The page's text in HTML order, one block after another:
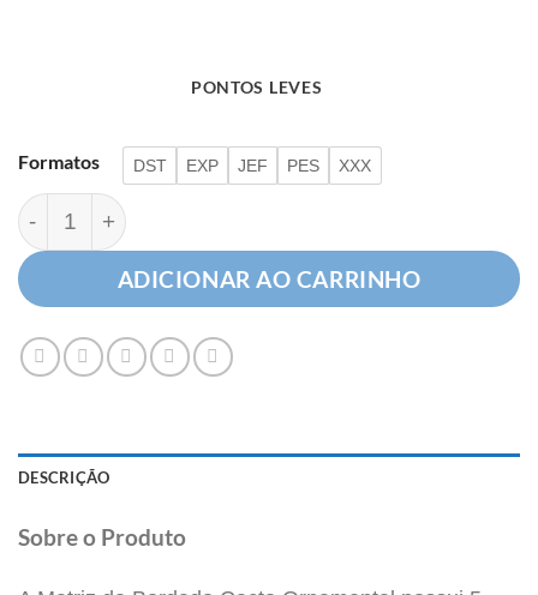
Formatos DST EXP JEF PES XXX
Cacto Ornamental quantidade
ADICIONAR AO CARRINHO
DESCRIÇÃO
Sobre o Produto